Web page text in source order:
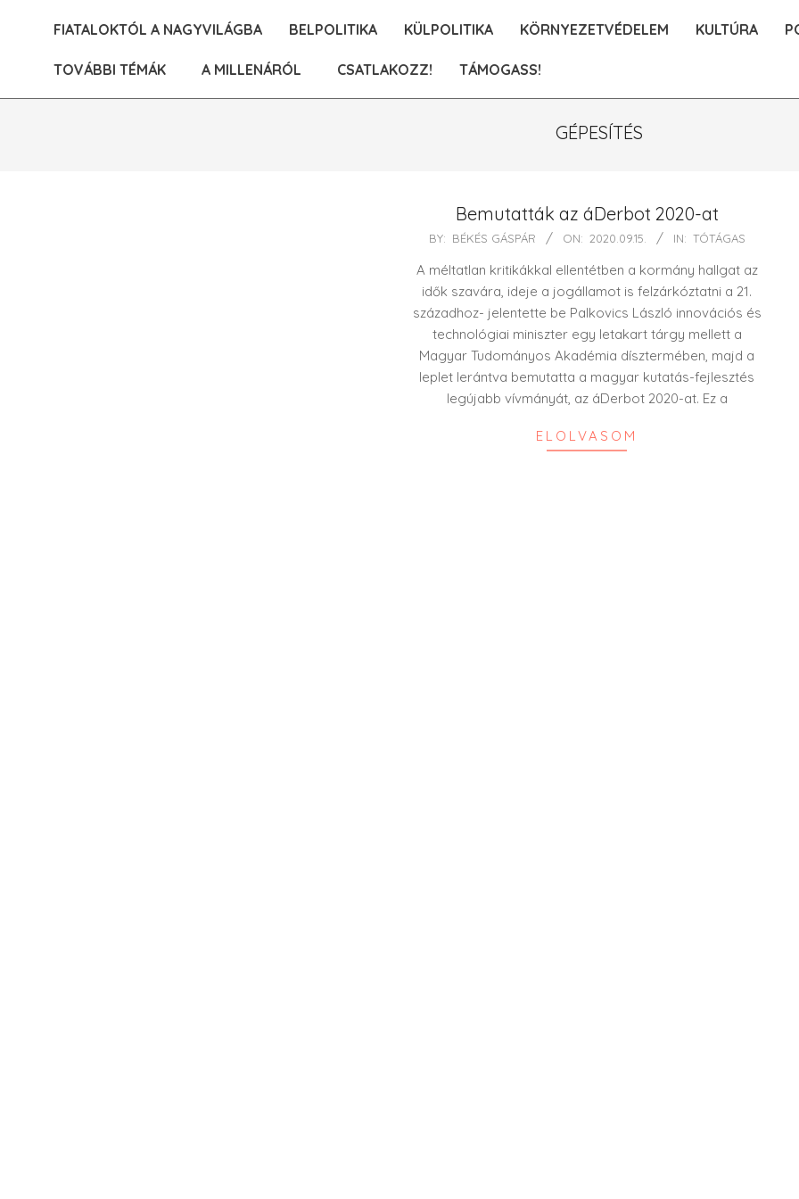
FIATALOKTÓL A NAGYVILÁGBA BELPOLITIKA KÜLPOLITIKA KÖRNYEZETVÉDELEM KULTÚRA
TOVÁBBI TÉMÁK A MILLENÁRÓL CSATLAKOZZ! TÁMOGASS!
GÉPESÍTÉS
Bemutatták az áDerbot 2020-at
2020-
15
BY: BÉKÉS GÁSPÁR ON: 2020.09.15. IN: TÓTÁGAS
A méltatlan kritikákkal ellentétben a kormány hallgat az
idők szavára, ideje a jogállamot is felzárkóztatni a 21.
századhoz- jelentette be Palkovics László innovációs és
technológiai miniszter egy letakart tárgy mellett a
Magyar Tudományos Akadémia dísztermében, majd a
leplet lerántva bemutatta a magyar kutatás-fejlesztés
legújabb vívmányát, az áDerbot 2020-at. Ez a
ELOLVASOM